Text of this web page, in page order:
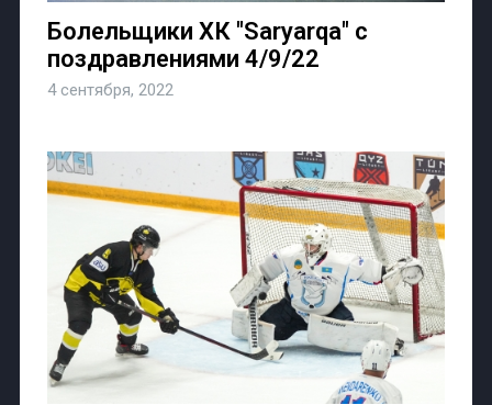
Болельщики ХК "Saryarqa" с
поздравлениями 4/9/22
4 сентября, 2022